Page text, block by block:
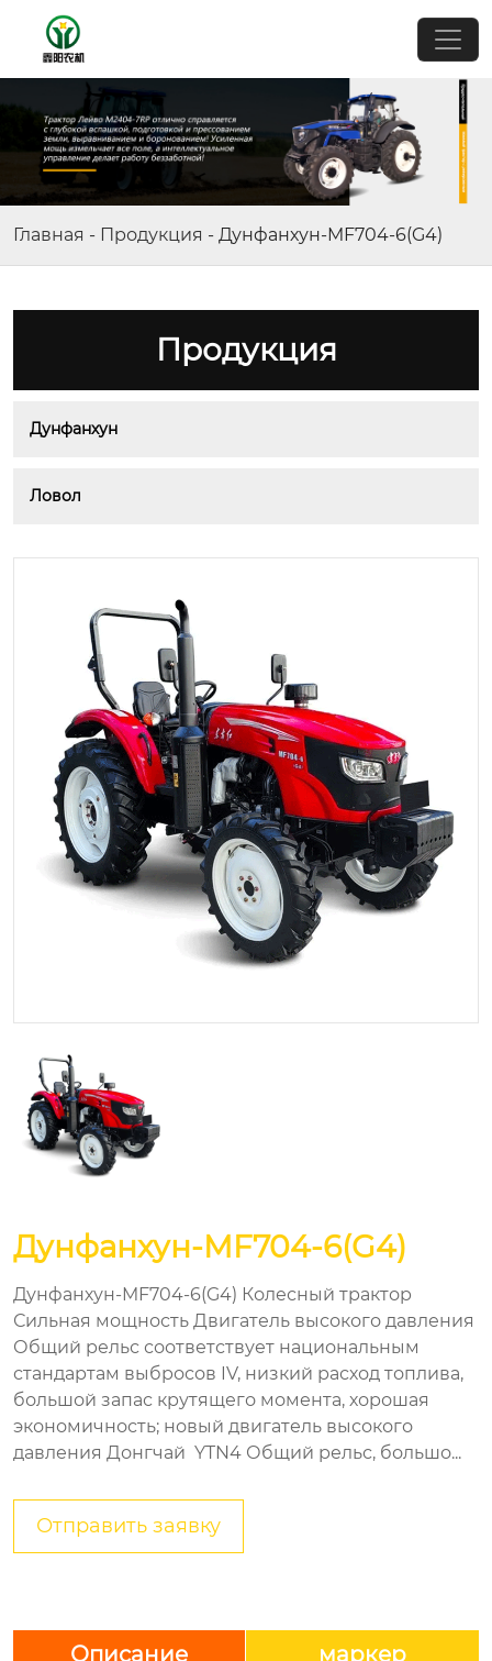
Главная - Продукция - Дунфанхун-MF704-6(G4)
Продукция
Дунфанхун
Ловол
Дунфанхун-MF704-6(G4)
Дунфанхун-MF704-6(G4) Колесный трактор
Сильная мощность Двигатель высокого давления
Общий рельс соответствует национальным
стандартам выбросов IV, низкий расход топлива,
большой запас крутящего момента, хорошая
экономичность; новый двигатель высокого
давления Донгчай YTN4 Общий рельс, большо...
Отправить заявку
Описание маркер